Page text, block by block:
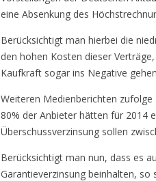
eine Absenkung des
Berücksichtigt man hierbei die
den hohen Kosten dieser
Kaufkraft sogar ins Negative
Weiteren Medienberichten
80% der Anbieter hätten für 2014
Überschussverzinsung sollen
Berücksichtigt man nun, dass es
Garantieverzinsung beinhalten,